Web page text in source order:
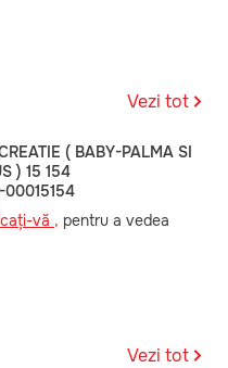
Vezi tot
( BABY-PALMA SI
) 15 154
00015154
vă , pentru a vedea
Vezi tot